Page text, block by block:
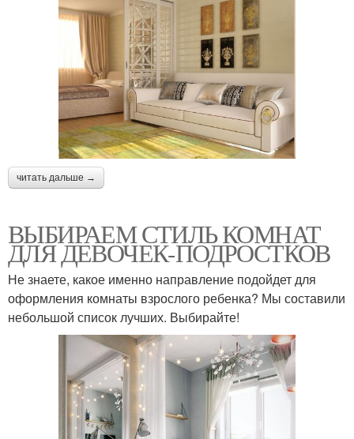
читать дальше →
ВЫБИРАЕМ СТИЛЬ КОМНАТ
ДЛЯ ДЕВОЧЕК-ПОДРОСТКОВ
Не знаете, какое именно направление подойдет для
оформления комнаты взрослого ребенка? Мы составили
небольшой список лучших. Выбирайте!